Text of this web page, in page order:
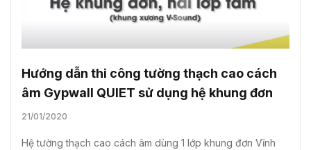
Hướng dẫn thi công tường thạch cao cách
âm Gypwall QUIET sử dụng hệ khung đơn
21/01/2020
Hệ tường thạch cao cách âm dùng 1 lớp khung đơn Vĩnh